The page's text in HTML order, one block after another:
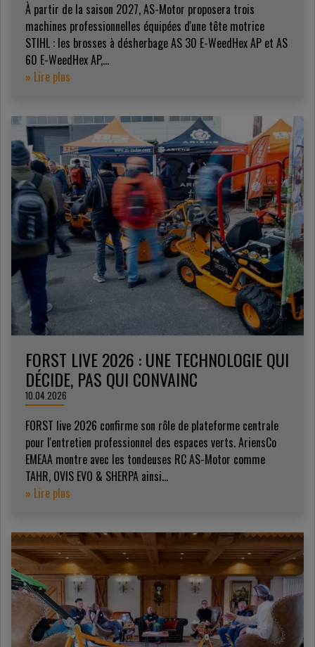
À partir de la saison 2027, AS-Motor proposera trois
machines professionnelles équipées d'une tête motrice
STIHL : les brosses à désherbage AS 30 E-WeedHex AP et AS
60 E-WeedHex AP,...
» Lire plus
FORST LIVE 2026 : UNE TECHNOLOGIE QUI
DÉCIDE, PAS QUI CONVAINC
10.04.2026
FORST live 2026 confirme son rôle de plateforme centrale
pour l'entretien professionnel des espaces verts. AriensCo
EMEAA montre avec les tondeuses RC AS-Motor comme
TAHR, OVIS EVO & SHERPA ainsi...
» Lire plus